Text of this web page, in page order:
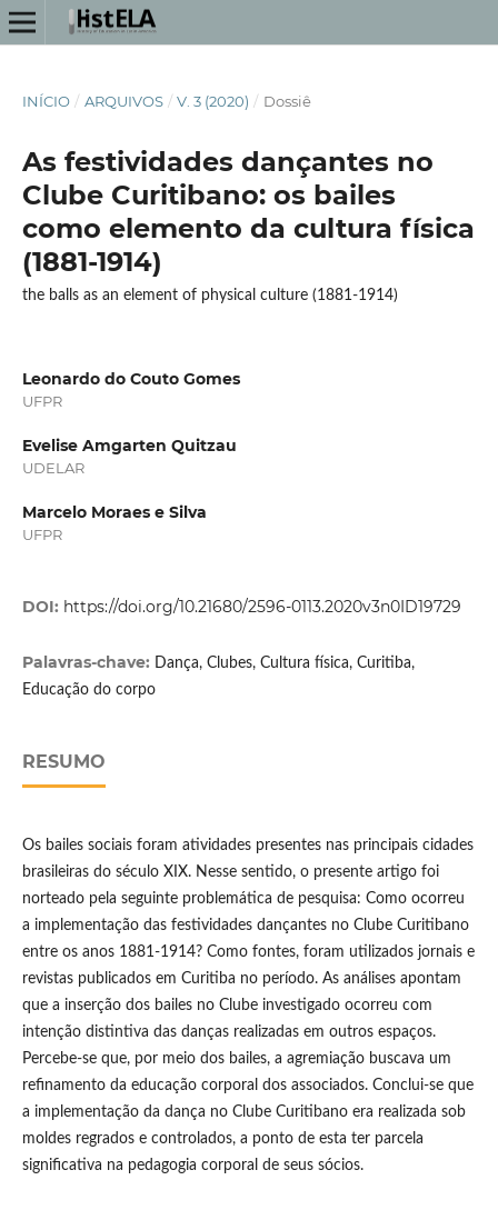
INÍCIO / ARQUIVOS / V. 3 (2020) / Dossiê
As festividades dançantes no
Clube Curitibano: os bailes
como elemento da cultura física
(1881-1914)
the balls as an element of physical culture (1881-1914)
Leonardo do Couto Gomes
UFPR
Evelise Amgarten Quitzau
UDELAR
Marcelo Moraes e Silva
UFPR
DOI: https://doi.org/10.21680/2596-0113.2020v3n0ID19729
Palavras-chave: Dança, Clubes, Cultura física, Curitiba,
Educação do corpo
RESUMO
Os bailes sociais foram atividades presentes nas principais cidades
brasileiras do século XIX. Nesse sentido, o presente artigo foi
norteado pela seguinte problemática de pesquisa: Como ocorreu
a implementação das festividades dançantes no Clube Curitibano
entre os anos 1881-1914? Como fontes, foram utilizados jornais e
revistas publicados em Curitiba no período. As análises apontam
que a inserção dos bailes no Clube investigado ocorreu com
intenção distintiva das danças realizadas em outros espaços.
Percebe-se que, por meio dos bailes, a agremiação buscava um
refinamento da educação corporal dos associados. Conclui-se que
a implementação da dança no Clube Curitibano era realizada sob
moldes regrados e controlados, a ponto de esta ter parcela
significativa na pedagogia corporal de seus sócios.